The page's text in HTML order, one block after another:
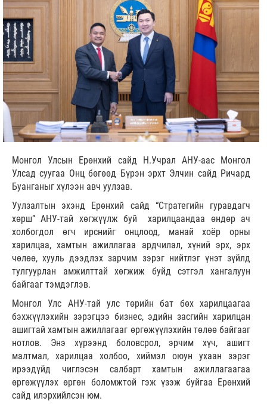
Монгол Улсын Ерөнхий сайд Н.Учрал АНУ-аас Монгол
Улсад суугаа Онц бөгөөд Бүрэн эрхт Элчин сайд Ричард
Буанганыг хүлээн авч уулзав.
Уулзалтын эхэнд Ерөнхий сайд “Стратегийн гуравдагч
хөрш” АНУ-тай хөгжүүлж буй харилцаандаа өндөр ач
холбогдол өгч ирснийг онцлоод, манай хоёр орны
харилцаа, хамтын ажиллагаа ардчилал, хүний эрх, эрх
чөлөө, хууль дээдлэх зарчим зэрэг нийтлэг үнэт зүйлд
тулгуурлан амжилттай хөгжиж буйд сэтгэл хангалуун
байгааг тэмдэглэв.
Монгол Улс АНУ-тай улс төрийн бат бөх харилцаагаа
бэхжүүлэхийн зэрэгцээ бизнес, эдийн засгийн харилцан
ашигтай хамтын ажиллагааг өргөжүүлэхийн төлөө байгааг
нотлов. Энэ хүрээнд боловсрол, эрчим хүч, ашигт
малтмал, харилцаа холбоо, хиймэл оюун ухаан зэрэг
ирээдүйд чиглэсэн салбарт хамтын ажиллагаагаа
өргөжүүлэх өргөн боломжтой гэж үзэж буйгаа Ерөнхий
сайд илэрхийлсэн юм.